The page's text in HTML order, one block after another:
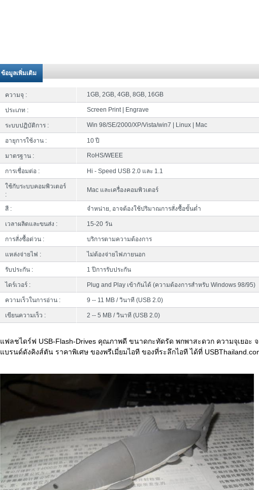
ข้อมูลเพิ่มเติม
ความจุ : 1GB, 2GB, 4GB, 8GB, 16GB
ประเภท : Screen Print | Engrave
ระบบปฏิบัติการ : Win 98/SE/2000/XP/Vista/win7 | Linux | Mac
อายุการใช้งาน : 10 ปี
มาตรฐาน : RoHS/WEEE
การเชื่อมต่อ : Hi - Speed USB 2.0 และ 1.1
ใช้กับระบบคอมพิวเตอร์
:
Mac และเครื่องคอมพิวเตอร์
สี : จำหน่าย, อาจต้องใช้ปริมาณการสั่งซื้อขั้นต่ำ
เวลาผลิตและขนส่ง : 15-20 วัน
การสั่งซื้อด่วน : บริการตามความต้องการ
แหล่งจ่ายไฟ : ไม่ต้องจ่ายไฟภายนอก
รับประกัน : 1 ปีการรับประกัน
ไดร์เวอร์ : Plug and Play เข้ากันได้ (ความต้องการสำหรับ Windows 98/95)
ความเร็วในการอ่าน : 9 -- 11 MB / วินาที (USB 2.0)
เขียนความเร็ว : 2 -- 5 MB / วินาที (USB 2.0)
แฟลชไดร์ฟ USB-Flash-Drives คุณภาพดี ขนาดกะทัดรัด พกพาสะดวก ความจุเยอะ
แบรนด์ดังคิงส์ตัน ราคาพิเศษ ของพรีเมี่ยมไอที ของที่ระลึกไอที ได้ที่